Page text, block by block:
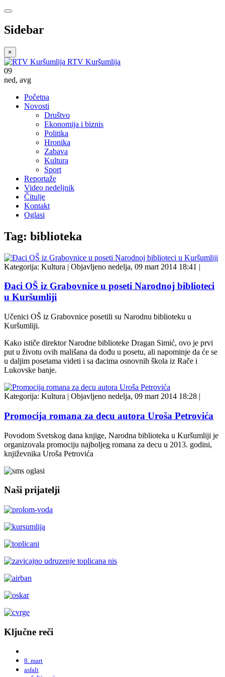
Sidebar
×
RTV Kuršumlija
09
ned, avg
Početna
Novosti
Društvo
Ekonomija i biznis
Politika
Hronika
Zabava
Kultura
Sport
Reportaže
Video nedeljnik
Čitulje
Kontakt
Oglasi
Tag: biblioteka
Kategorija: Kultura | Objavljeno nedelja, 09 mart 2014 18:41 |
Đaci OŠ iz Grabovnice u poseti Narodnoj biblioteci
u Kuršumliji
Učenici OŠ iz Grabovnice posetili su Narodnu biblioteku u
Kuršumliji.
Kako ističe direktor Narodne biblioteke Dragan Simić, ovo je prvi
put u životu ovih mališana da dođu u posetu, ali napominje da će se
u daljim posetama videti i sa đacima osnovnih škola iz Rače i
Lukovske banje.
Kategorija: Kultura | Objavljeno nedelja, 09 mart 2014 18:28 |
Promocija romana za decu autora Uroša Petrovića
Povodom Svetskog dana knjige, Narodna biblioteka u Kuršumliji je
organizovala promociju najboljeg romana za decu u 2013. godini,
književnika Uroša Petrovića
Naši prijatelji
Ključne reči
8. mart
asfalt